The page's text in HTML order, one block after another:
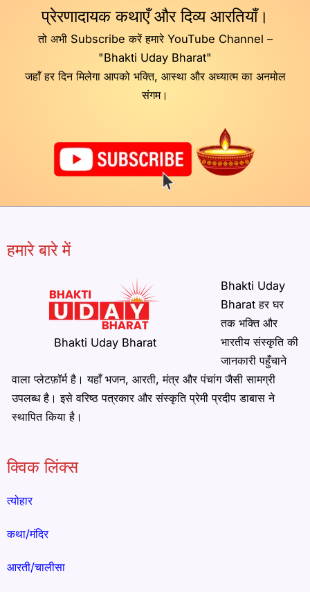
प्रेरणादायक कथाएँ और दिव्य आरतियाँ।
तो अभी Subscribe करें हमारे YouTube Channel –
"Bhakti Uday Bharat"
जहाँ हर दिन मिलेगा आपको भक्ति, आस्था और अध्यात्म का अनमोल
संगम।
हमारे बारे में
Bhakti Uday Bharat
Bhakti Uday
Bharat हर घर
तक भक्ति और
भारतीय संस्कृति की
जानकारी पहुँचाने
वाला प्लेटफ़ॉर्म है। यहाँ भजन, आरती, मंत्र और पंचांग जैसी सामग्री
उपलब्ध है। इसे वरिष्ठ पत्रकार और संस्कृति प्रेमी प्रदीप डाबास ने
स्थापित किया है।
क्विक लिंक्स
त्योहार
कथा/मंदिर
आरती/चालीसा